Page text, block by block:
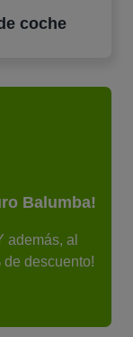
coche
Balumba!
además, al
de descuento!